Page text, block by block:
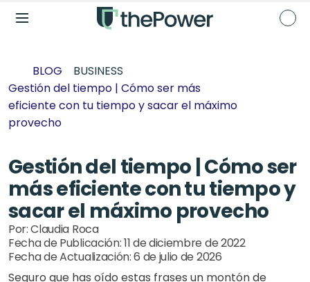
BLOG
BUSINESS
Gestión del tiempo | Cómo ser más
eficiente con tu tiempo y sacar el máximo
provecho
Gestión del tiempo | Cómo ser
más eficiente con tu tiempo y
sacar el máximo provecho
Por: Claudia Roca
Fecha de Publicación: 11 de diciembre de 2022
Fecha de Actualización: 6 de julio de 2026
Seguro que has oído estas frases un montón de